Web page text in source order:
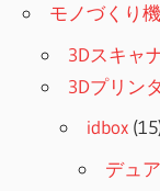
モノづくり
3Dスキャ
3Dプリン
idbox
デュ